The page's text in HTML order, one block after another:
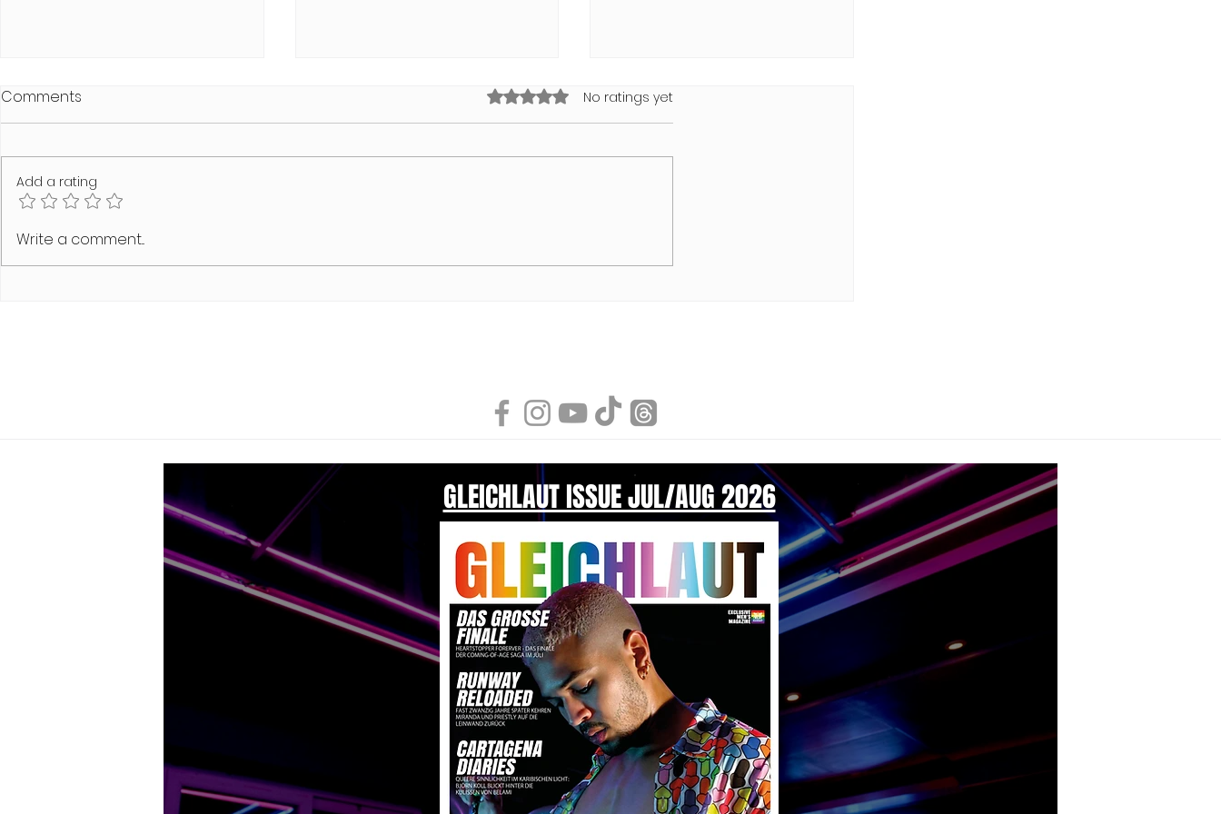
SCHAMLOS Summer Heat
Edition
Line
von MODUS VIVENDI
Comments Rated 0 out of 5 stars.No ratings yet
Add a rating
Write a comment...
GLEICHLAUT ISSUE JUL/AUG 2026